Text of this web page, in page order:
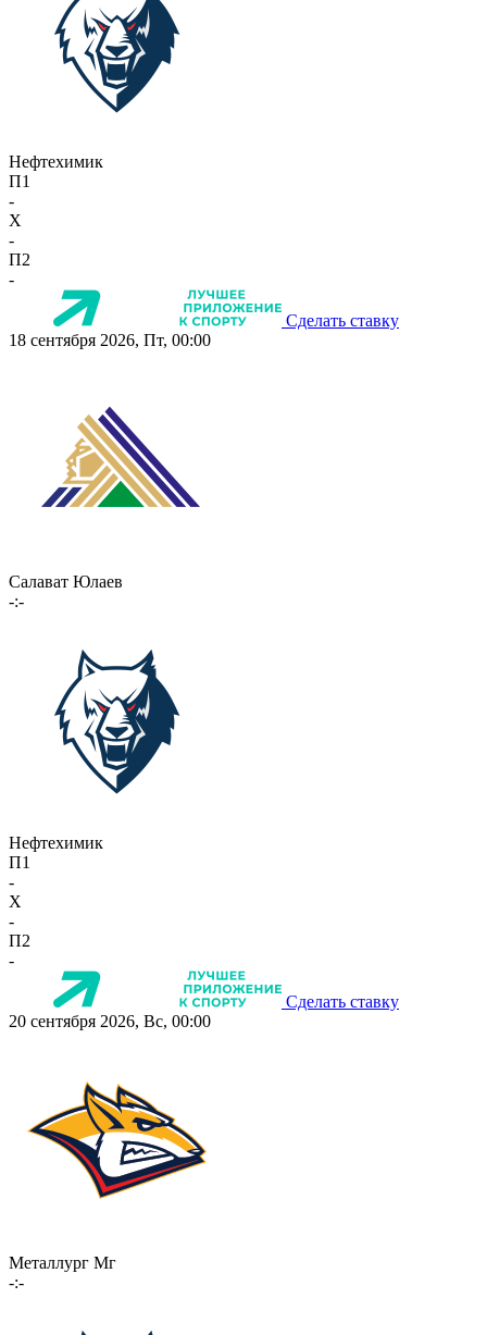
Нефтехимик
П1
-
X
-
П2
-
Сделать ставку
18 сентября 2026, Пт, 00:00
Салават Юлаев
-:-
Нефтехимик
П1
-
X
-
П2
-
Сделать ставку
20 сентября 2026, Вс, 00:00
Металлург Мг
-:-